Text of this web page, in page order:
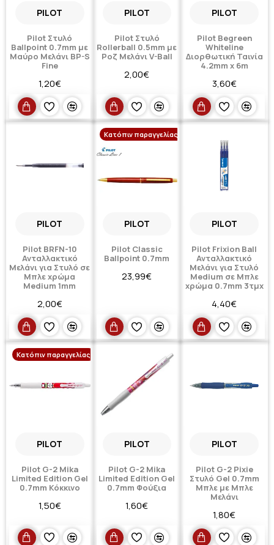
PILOT
Pilot Στυλό
Ballpoint 0.7mm με
Μαύρο Mελάνι BP-S
Fine
1,20€
PILOT
Pilot Στυλό
Rollerball 0.5mm με
Ροζ Mελάνι V-Ball
2,00€
PILOT
Pilot Begreen
Whiteline
Διορθωτική Ταινία
4.2mm x 6m
3,60€
PILOT
Pilot BRFN-10
Ανταλλακτικό
Μελάνι για Στυλό σε
Μπλε χρώμα
Medium 1mm
2,00€
Κατόπιν παραγγελίας
PILOT
Pilot Classic
Ballpoint 0.7mm
23,99€
PILOT
Pilot Frixion Ball
Ανταλλακτικό
Μελάνι για Στυλό
Medium σε Μπλε
χρώμα 0.7mm 3τμχ
4,40€
Κατόπιν παραγγελίας
PILOT
Pilot G-2 Mika
Limited Edition Gel
0.7mm Κόκκινο
1,50€
PILOT
Pilot G-2 Mika
Limited Edition Gel
0.7mm Φούξια
1,60€
PILOT
Pilot G-2 Pixie
Στυλό Gel 0.7mm
Μπλε με Μπλε
Μελάνι
1,80€